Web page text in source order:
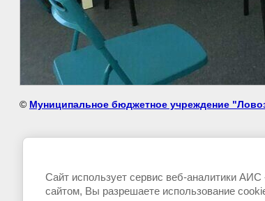
© Муниципальное бюджетное учреждение
Сайт использует сервис веб-аналитики
сайтом, Вы разрешаете использование